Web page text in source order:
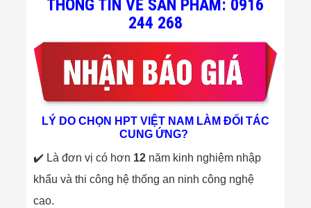
Flycam
THIẾT BỊ KIỂM
SOÁT RA VÀO
Cổng Dò Kim
Loại
Máy Soi Hành
Lý (X-Ray)
Cổng Phân Làn
Nhận Diện
Khuôn Mặt
Hệ Thống Điện
THÔNG TIN VỀ SẢN PHẨM: 0916
244 268
LÝ DO CHỌN HPT VIỆT NAM LÀM ĐỐI TÁC
CUNG ỨNG?
✔️ Là đơn vị có hơn 12 năm kinh nghiệm nhập
khẩu và thi công hệ thống an ninh công nghệ
cao.